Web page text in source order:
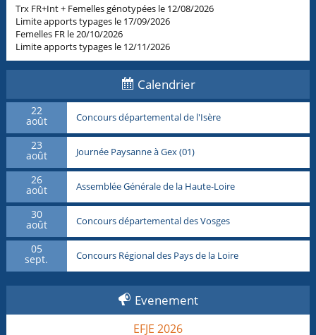
Trx FR+Int + Femelles génotypées le 12/08/2026
Limite apports typages le 17/09/2026
Femelles FR le 20/10/2026
Limite apports typages le 12/11/2026
Calendrier
22
août Concours départemental de l'Isère
23
août Journée Paysanne à Gex (01)
26
août Assemblée Générale de la Haute-Loire
30
août Concours départemental des Vosges
05
sept. Concours Régional des Pays de la Loire
Evenement
EFJE 2026